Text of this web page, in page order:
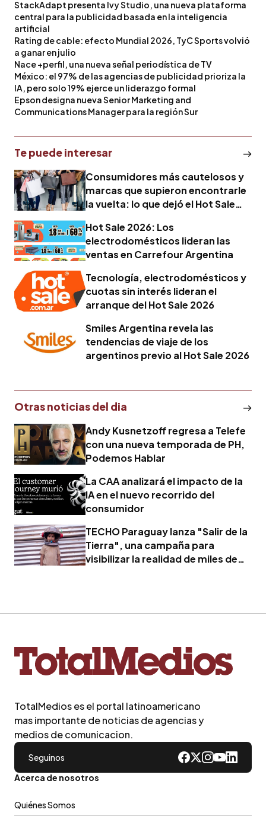
StackAdapt presenta Ivy Studio, una nueva plataforma
central para la publicidad basada en la inteligencia
artificial
Rating de cable: efecto Mundial 2026, TyC Sports volvió
a ganar en julio
Nace +perfil, una nueva señal periodística de TV
México: el 97% de las agencias de publicidad prioriza la
IA, pero solo 19% ejerce un liderazgo formal
Epson designa nueva Senior Marketing and
Communications Manager para la región Sur
Te puede interesar
Consumidores más cautelosos y
marcas que supieron encontrarle
la vuelta: lo que dejó el Hot Sale
Hot Sale 2026: Los
electrodomésticos lideran las
ventas en Carrefour Argentina
Tecnología, electrodomésticos y
cuotas sin interés lideran el
arranque del Hot Sale 2026
Smiles Argentina revela las
tendencias de viaje de los
argentinos previo al Hot Sale 2026
Otras noticias del dia
Andy Kusnetzoff regresa a Telefe
con una nueva temporada de PH,
Podemos Hablar
La CAA analizará el impacto de la
IA en el nuevo recorrido del
consumidor
TECHO Paraguay lanza "Salir de la
Tierra", una campaña para
visibilizar la realidad de miles de
TotalMedios es el portal latinoamericano
mas importante de noticias de agencias y
medios de comunicacion.
Seguinos
Acerca de nosotros
Quiénes Somos